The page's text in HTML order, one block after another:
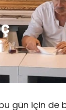
gün için